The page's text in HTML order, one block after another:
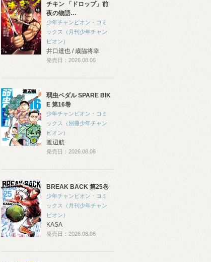
チキン 「ドロップ」前
夜の物語…
少年チャンピオン・コミ
ックス（月刊少年チャン
ピオン）
井口達也 / 歳脇将幸
発売日：2026.08.06
弱虫ペダル SPARE BIK
E 第16巻
少年チャンピオン・コミ
ックス（別冊少年チャン
ピオン）
渡辺航
発売日：2026.08.06
BREAK BACK 第25巻
少年チャンピオン・コミ
ックス（月刊少年チャン
ピオン）
KASA
発売日：2026.08.06